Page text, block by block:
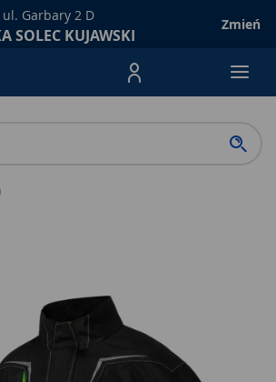
ul. Garbary 2 D
SOLEC KUJAWSKI
Zmień
Menu Produktów,